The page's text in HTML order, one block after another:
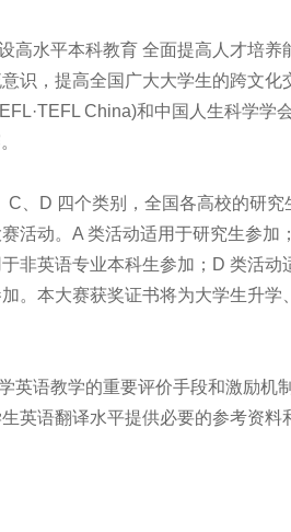
水平本科教育 全面提高人才培养
识，提高全国广大大学生的跨文化
China)和中国人生科学学
D 四个类别，全国各高校的研究
活动。A 类活动适用于研究生参加
非英语专业本科生参加；D 类活动
。本大赛获奖证书将为大学生升学
语教学的重要评价手段和激励机
英语翻译水平提供必要的参考资料